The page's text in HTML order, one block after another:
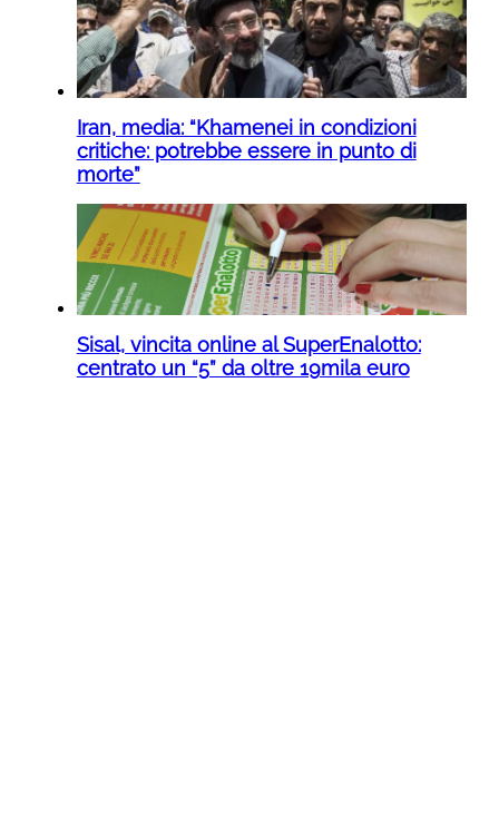
Iran, media: “Khamenei in condizioni
critiche: potrebbe essere in punto di
morte”
Sisal, vincita online al SuperEnalotto:
centrato un “5” da oltre 19mila euro